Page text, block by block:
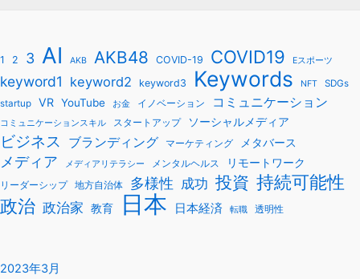
1 2 3 AI AKB AKB48 COVID-19 COVID19 Eスポーツ
keyword1 keyword2 keyword3 Keywords NFT
SDGs
startup
VR YouTube お金 イノベーション コミュニケーション
コミュニケーションスキル スタートアップ ソーシャルメディア
ビジネス ブランディング マーケティング メタバース
メディア メディアリテラシー メンタルヘルス リモートワーク
リーダーシップ 地方自治体 多様性 成功 投資 持続可能性
政治 政治家 教育 日本 日本経済 転職 透明性
2023年3月